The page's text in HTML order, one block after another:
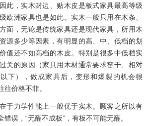
此，实木封边、贴木皮是板式家具最高等级
欧洲家具也是如此。实木一般只用在木条、
面，无论是传统家具还是现代家具，所用木
源多少等因素，有明显的高、中、低档的划
值还不如高档的木皮。特别是很多中低档实
关的原因（家具用木材通常要求窑干、相对
下），做成家具后，变形和爆裂的机会很
往价格不菲。
于力学性能上一般优于实木。顾客之所以有
误，“无醛不成板”，有板不可能无醛。